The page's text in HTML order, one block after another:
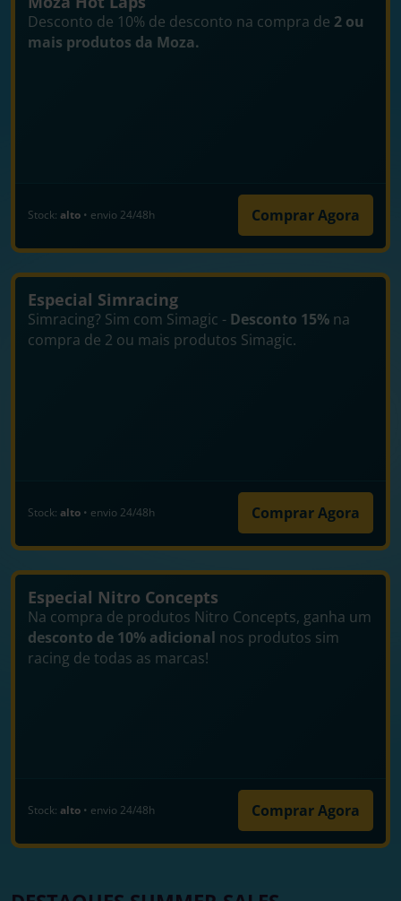
Desconto de 10% de desconto na compra de 2 ou
mais produtos da Moza.
Stock: alto • envio 24/48h Comprar Agora
Especial Simracing
Simracing? Sim com Simagic - Desconto 15% na
compra de 2 ou mais produtos Simagic.
Stock: alto • envio 24/48h Comprar Agora
Especial Nitro Concepts
Na compra de produtos Nitro Concepts, ganha um
desconto de 10% adicional nos produtos sim
racing de todas as marcas!
Stock: alto • envio 24/48h Comprar Agora